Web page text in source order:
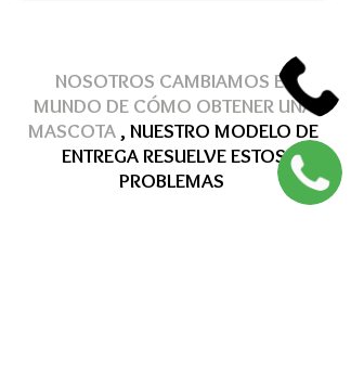
NOSOTROS CAMBIAMOS EL
MUNDO DE CÓMO OBTENERUNA
MASCOTA , NUESTRO MODELO DE
ENTREGARESUELVEESTOS
PROBLEMAS